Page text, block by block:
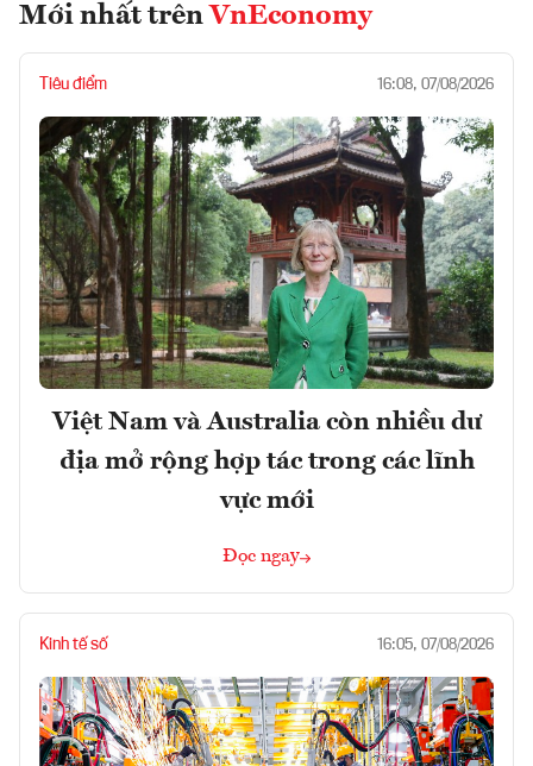
Mới nhất trên VnEconomy
Tiêu điểm 16:08, 07/08/2026
Việt Nam và Australia còn nhiều dư
địa mở rộng hợp tác trong các lĩnh
vực mới
Đọc ngay
Kinh tế số 16:05, 07/08/2026